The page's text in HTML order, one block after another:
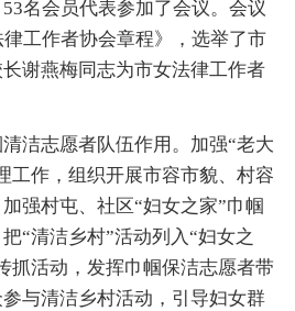
名会员代表参加了会议。会议
工作者协会章程》，选举了市
谢燕梅同志为市女法律工作者
洁志愿者队伍作用。加强“老大
工作，组织开展市容市貌、村容
强村屯、社区“妇女之家”巾帼
“清洁乡村”活动列入“妇女之
抓活动，发挥巾帼保洁志愿者带
与清洁乡村活动，引导妇女群